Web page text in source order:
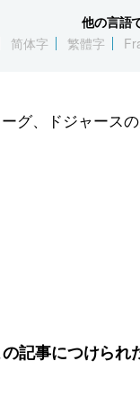
他の言語
简体字 繁體字
グ、ドジャース
の記事につけられ